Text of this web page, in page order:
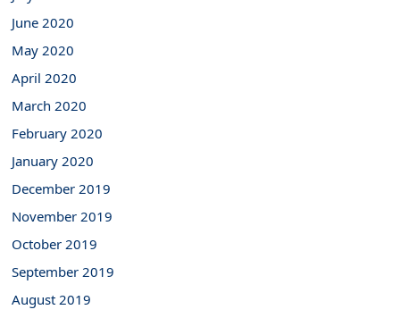
June 2020
May 2020
April 2020
March 2020
February 2020
January 2020
December 2019
November 2019
October 2019
September 2019
August 2019